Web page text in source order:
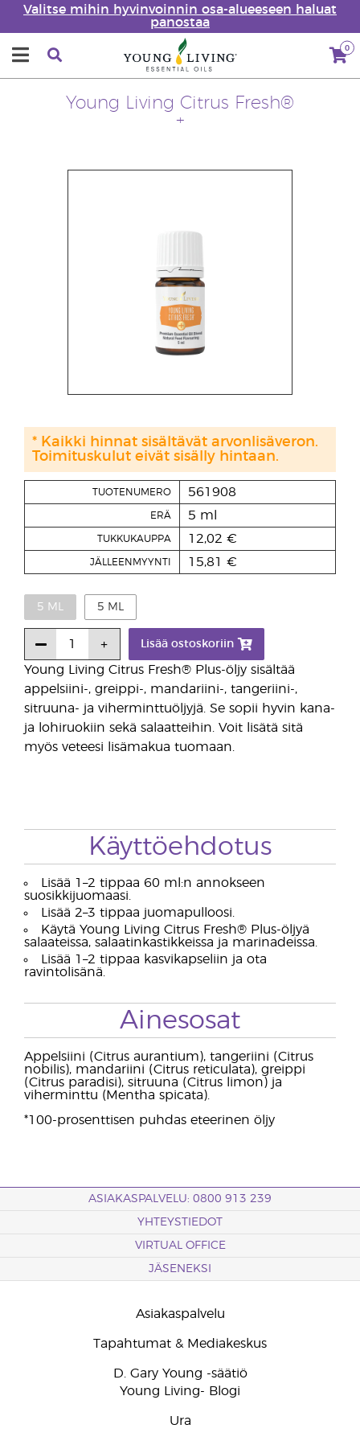
Valitse mihin hyvinvoinnin osa-alueeseen haluat
panostaa
0
Young Living Citrus Fresh®
+
Young Living Citrus Fresh® Plus-öljy sisältää
appelsiini-, greippi-, mandariini-, tangeriini-,
sitruuna- ja viherminttuöljyjä. Se sopii hyvin kana-
ja lohiruokiin sekä salaatteihin. Voit lisätä sitä
myös veteesi lisämakua tuomaan.
TUOTENUMERO 561908
ERÄ 5 ml
TUKKUKAUPPA 12,02 €
JÄLLEENMYYNTI 15,81 €
5 ML 5 ML
Lisää ostoskoriin
* Kaikki hinnat sisältävät arvonlisäveron.
Toimituskulut eivät sisälly hintaan.
Käyttöehdotus
Lisää 1–2 tippaa 60 ml:n annokseen
suosikkijuomaasi.
Lisää 2–3 tippaa juomapulloosi.
Käytä Young Living Citrus Fresh® Plus-öljyä
salaateissa, salaatinkastikkeissa ja marinadeissa.
Lisää 1–2 tippaa kasvikapseliin ja ota
ravintolisänä.
Ainesosat
Appelsiini (Citrus aurantium), tangeriini (Citrus
nobilis), mandariini (Citrus reticulata), greippi
(Citrus paradisi), sitruuna (Citrus limon) ja
viherminttu (Mentha spicata).
*100-prosenttisen puhdas eteerinen öljy
ASIAKASPALVELU: 0800 913 239
YHTEYSTIEDOT
VIRTUAL OFFICE
JÄSENEKSI
Asiakaspalvelu
Tapahtumat & Mediakeskus
D. Gary Young -säätiö
Young Living- Blogi
Ura